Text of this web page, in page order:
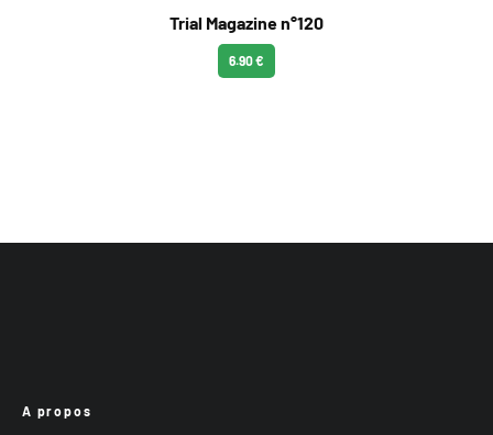
Trial Magazine n°120
6.90 €
A propos